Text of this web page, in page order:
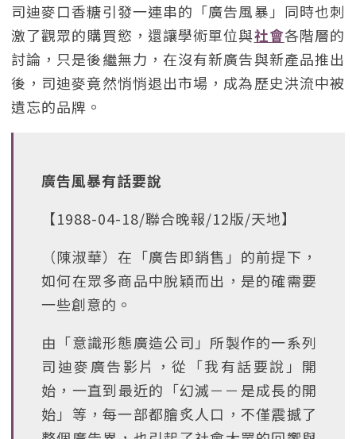
司迪麥口香糖引發一連串的「廣告風暴」同時也刺
激了觀眾的購買慾，還讓學術單位與社會各階層的
討論，只是後繼無力，在沒有新廣告與新產品推出
後，司迪麥竟然悄悄退出市場，成為歷史洪流中被
遺忘的品牌。
廣告風暴有話要說
【1988-04-18/聯合晚報/12版/天地】
（陳淑華）在「廣告即銷售」的前提下，
如何在眾多商品中脫穎而出，是的確需要
一些創意的。
由「意識形態廣造公司」所製作的一系列
司迪麥廣告影片，從「我有話要說」開
始，一直到最近的「幻滅－－是成長的開
始」等，每一部都膾炙人口，不僅震撼了